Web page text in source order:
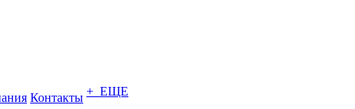
Контакты + ЕЩЕ